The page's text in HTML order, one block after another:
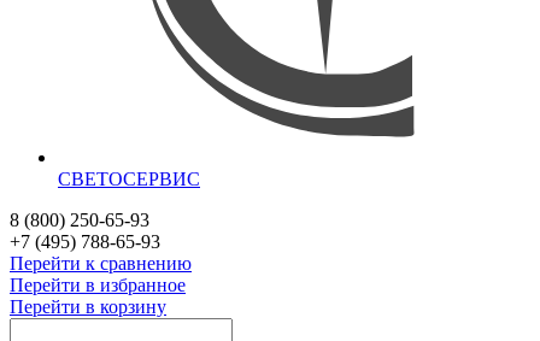
СВЕТОСЕРВИС
8 (800) 250-65-93
+7 (495) 788-65-93
Перейти к сравнению
Перейти в избранное
Перейти в корзину